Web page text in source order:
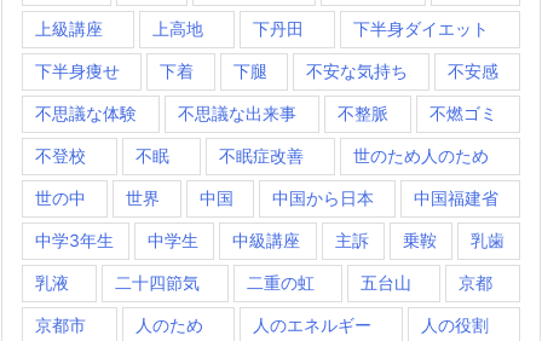
上級講座 上高地 下丹田 下半身ダイエット
下半身痩せ 下着 下腿 不安な気持ち 不安感
不思議な体験 不思議な出来事 不整脈 不燃ゴミ
不登校 不眠 不眠症改善 世のため人のため
世の中 世界 中国 中国から日本 中国福建省
中学3年生 中学生 中級講座 主訴 乗鞍 乳歯
乳液 二十四節気 二重の虹 五台山 京都
京都市 人のため 人のエネルギー 人の役割